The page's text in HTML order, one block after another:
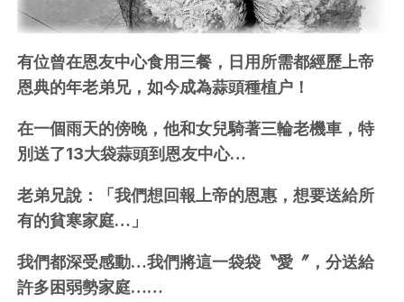
有位曾在恩友中心食用三餐，日用所需都經歷上帝
恩典的年老弟兄，如今成為蒜頭種植户！
在一個雨天的傍晚，他和女兒騎著三輪老機車，特
別送了13大袋蒜頭到恩友中心…
老弟兄說：「我們想回報上帝的恩惠，想要送給所
有的貧寒家庭…」
我們都深受感動…我們將這一袋袋〝愛〞，分送給
許多困弱勢家庭……